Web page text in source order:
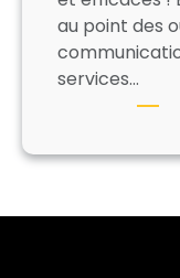
au point des
services…